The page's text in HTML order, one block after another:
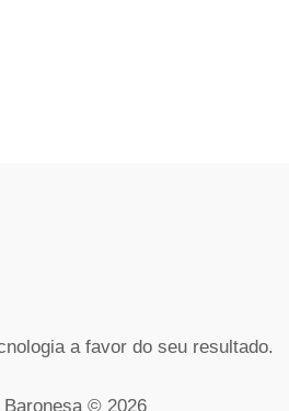
a favor do seu resultado.
© 2026